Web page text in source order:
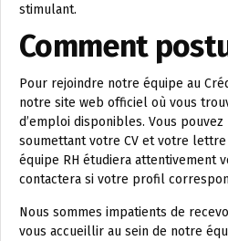
stimulant.
Comment
Pour rejoindre notre équipe au
notre site web officiel où vous
d’emploi disponibles. Vous
soumettant votre CV et votre
équipe RH étudiera attentivement
contactera si votre profil
Nous sommes impatients de
vous accueillir au sein de notre